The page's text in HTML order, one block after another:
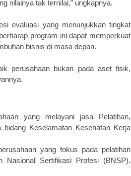
nilainya tak ternilai,” ungkapnya.
evaluasi yang menunjukkan tingkat
program ini dapat memperkuat
bisnis di masa depan.
perusahaan bukan pada aset fisik,
yang melayani jasa Pelatihan,
Keselamatan Kesehatan Kerja
yang fokus pada pelatihan
Nasional Sertifikasi Profesi (BNSP).